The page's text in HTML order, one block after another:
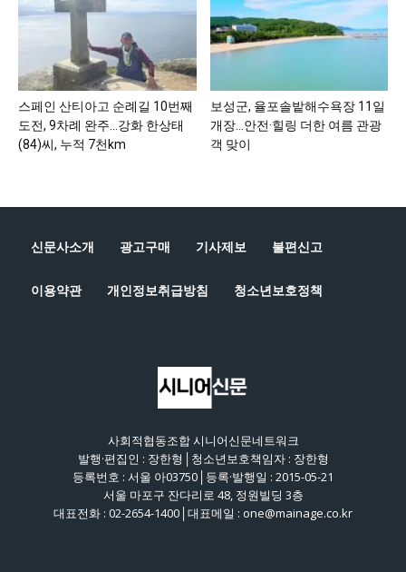
스페인 산티아고 순례길 10번째
도전, 9차례 완주…강화 한상태
(84)씨, 누적 7천km
보성군, 율포솔밭해수욕장 11일
개장…안전·힐링 더한 여름 관광
객 맞이
신문사소개 광고구매 기사제보 불편신고
이용약관 개인정보취급방침 청소년보호정책
사회적협동조합 시니어신문네트워크
발행·편집인 : 장한형│청소년보호책임자 : 장한형
등록번호 : 서울 아03750│등록·발행일 : 2015-05-21
서울 마포구 잔다리로 48, 정원빌딩 3층
대표전화 : 02-2654-1400│대표메일 : one@mainage.co.kr